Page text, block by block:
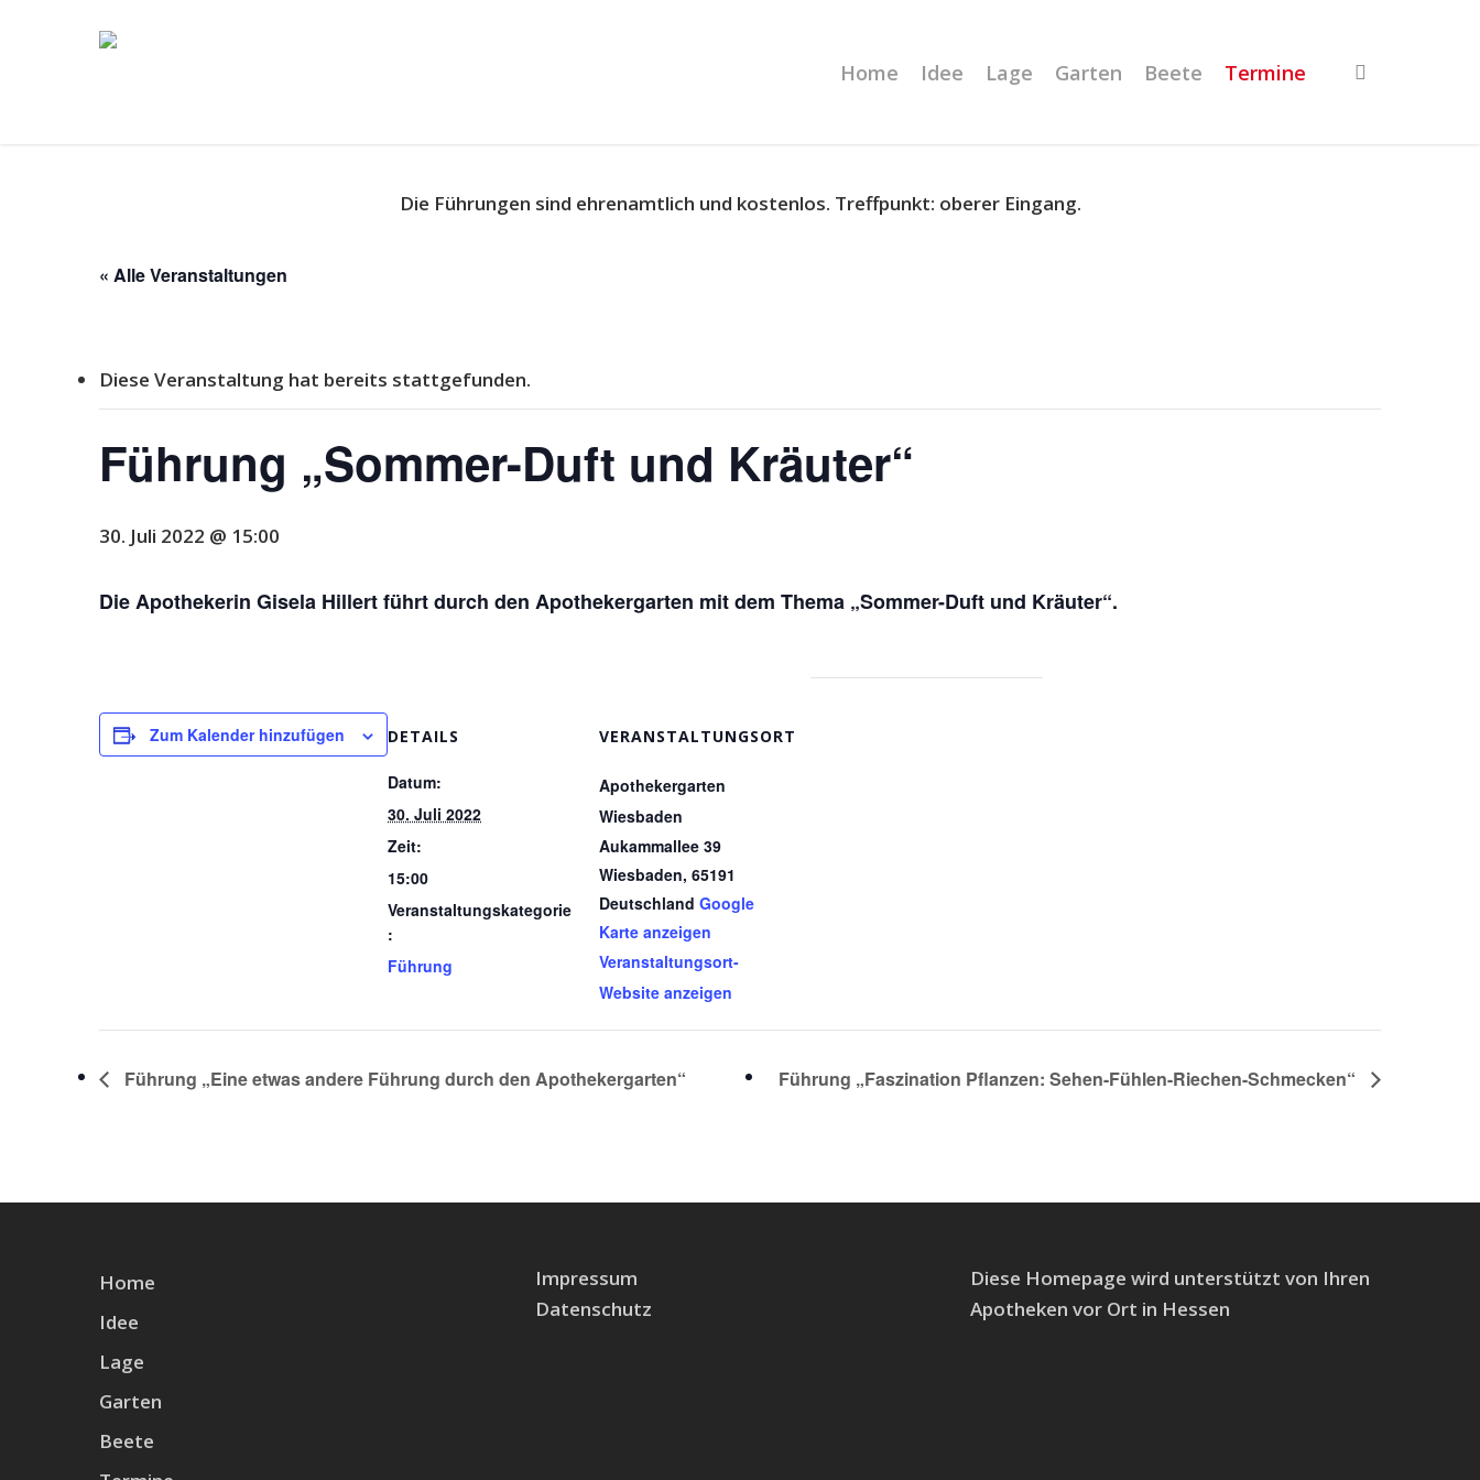
Home Idee Lage Garten Beete Termine
Die Führungen sind ehrenamtlich und kostenlos. Treffpunkt: oberer Eingang.
« Alle Veranstaltungen
Diese Veranstaltung hat bereits stattgefunden.
Führung „Sommer-Duft und Kräuter“
30. Juli 2022 @ 15:00
Die Apothekerin Gisela Hillert führt durch den Apothekergarten mit dem Thema „Sommer-Duft und Kräuter“.
Zum Kalender hinzufügen DETAILS
Datum:
30. Juli 2022
Zeit:
15:00
Veranstaltungskategorie
:
Führung
VERANSTALTUNGSORT
Apothekergarten
Wiesbaden
Aukammallee 39
Wiesbaden, 65191
Deutschland Google
Karte anzeigen
Veranstaltungsort-
Website anzeigen
Führung „Eine etwas andere Führung durch den Apothekergarten“ Führung „Faszination Pflanzen: Sehen-Fühlen-Riechen-Schmecken“
Home
Idee
Lage
Garten
Beete
Impressum
Datenschutz
Diese Homepage wird unterstützt von Ihren
Apotheken vor Ort in Hessen